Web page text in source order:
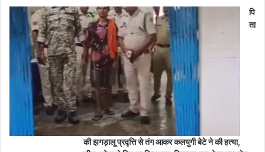
पि
ता
की झगड़ालू प्रवृत्ति से तंग आकर कलयुगी बेटे ने की हत्या,